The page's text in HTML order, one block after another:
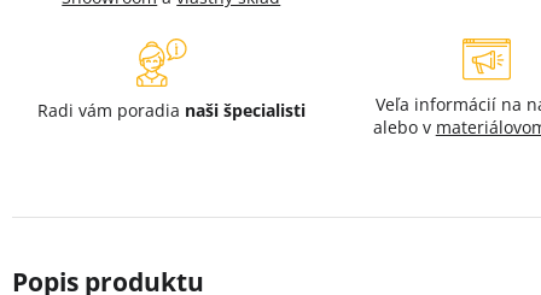
Radi vám poradia naši špecialisti
Veľa informácií na
alebo v